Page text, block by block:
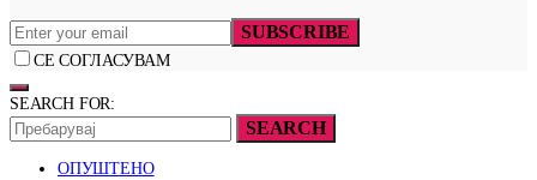
SUBSCRIBE
СЕ СОГЛАСУВАМ
SEARCH FOR:
SEARCH
ОПУШТЕНО